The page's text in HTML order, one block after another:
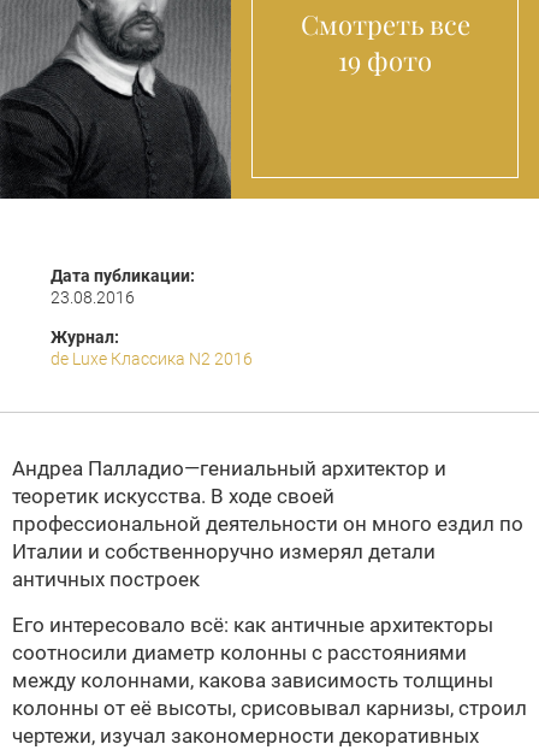
Смотреть все
19 фото
Дата публикации:
23.08.2016
Журнал:
de Luxe Классика N2 2016
Андреа Палладио—гениальный архитектор и
теоретик искусства. В ходе своей
профессиональной деятельности он много ездил по
Италии и собственноручно измерял детали
античных построек
Его интересовало всё: как античные архитекторы
соотносили диаметр колонны с расстояниями
между колоннами, какова зависимость толщины
колонны от её высоты, срисовывал карнизы, строил
чертежи, изучал закономерности декоративных